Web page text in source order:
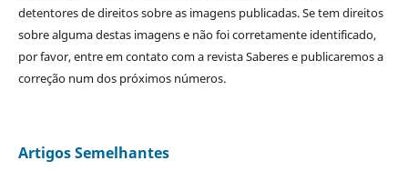
detentores de direitos sobre as imagens publicadas. Se tem direitos
sobre alguma destas imagens e não foi corretamente identificado,
por favor, entre em contato com a revista Saberes e publicaremos a
correção num dos próximos números.
Artigos Semelhantes